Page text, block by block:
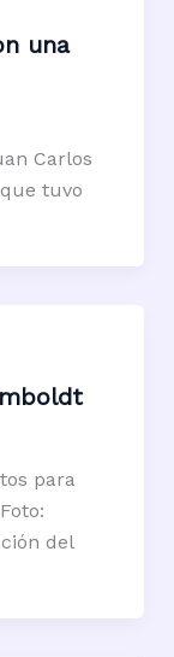
una
Carlos
tuvo
para
del